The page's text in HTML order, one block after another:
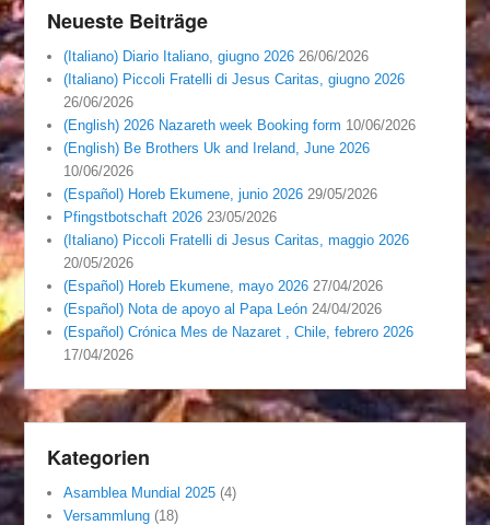
Neueste Beiträge
(Italiano) Diario Italiano, giugno 2026 26/06/2026
(Italiano) Piccoli Fratelli di Jesus Caritas, giugno 2026
26/06/2026
(English) 2026 Nazareth week Booking form 10/06/2026
(English) Be Brothers Uk and Ireland, June 2026
10/06/2026
(Español) Horeb Ekumene, junio 2026 29/05/2026
Pfingstbotschaft 2026 23/05/2026
(Italiano) Piccoli Fratelli di Jesus Caritas, maggio 2026
20/05/2026
(Español) Horeb Ekumene, mayo 2026 27/04/2026
(Español) Nota de apoyo al Papa León 24/04/2026
(Español) Crónica Mes de Nazaret , Chile, febrero 2026
17/04/2026
Kategorien
Asamblea Mundial 2025 (4)
Versammlung (18)